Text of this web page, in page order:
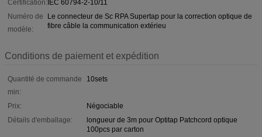
Certification:IEC 60794-2-10/11
Numéro de
modèle:
Le connecteur de Sc RPA Supertap pour la correction optique de
fibre câble la communication extérieu
Conditions de paiement et expédition
Quantité de commande
min:
10sets
Prix:
Négociable
Détails d'emballage:
longueur de 3m pour Optitap Patchcord optique
100pcs par carton